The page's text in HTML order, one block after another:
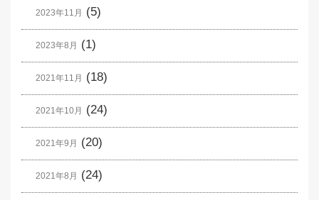
2023年11月 (5)
2023年8月 (1)
2021年11月 (18)
2021年10月 (24)
2021年9月 (20)
2021年8月 (24)